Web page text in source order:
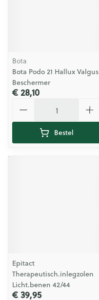
Bota
Bota Podo 21 Hallux Valgus
Beschermer
€ 28,10
Bestel
Epitact
Therapeutisch.inlegzolen
Licht.benen 42/44
€ 39,95